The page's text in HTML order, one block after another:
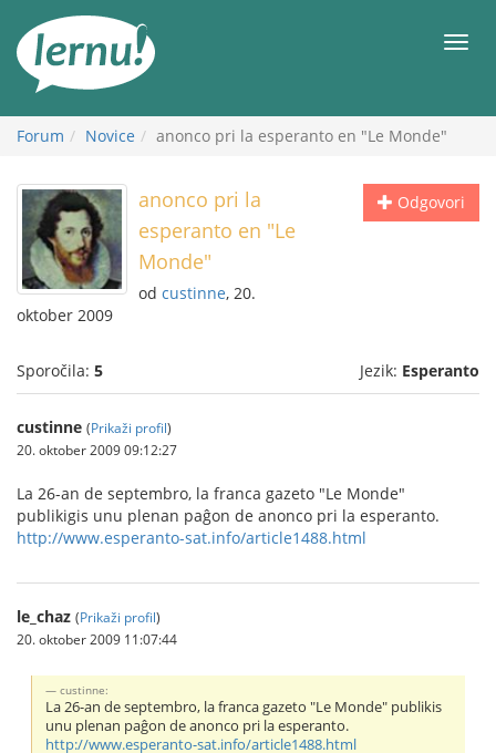
vsebini
Meni
Forum Novice anonco pri la esperanto en "Le Monde"
Odgovori
anonco pri la
esperanto en "Le
Monde"
od custinne, 20.
oktober 2009
Sporočila: 5 Jezik: Esperanto
custinne (Prikaži profil)
20. oktober 2009 09:12:27
La 26-an de septembro, la franca gazeto "Le Monde"
publikigis unu plenan paĝon de anonco pri la esperanto.
http://www.esperanto-sat.info/article1488.html
le_chaz (Prikaži profil)
20. oktober 2009 11:07:44
custinne:
La 26-an de septembro, la franca gazeto "Le Monde" publikis
unu plenan paĝon de anonco pri la esperanto.
http://www.esperanto-sat.info/article1488.html